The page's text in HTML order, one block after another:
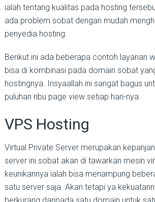
ialah tentang kualitas pada hosting
ada problem sobat dengan mudah
penyedia hosting.
Berikut ini ada beberapa contoh layanan
bisa di kombinasi pada domain sobat
hostingnya. Insyaallah ini sangat bagus
puluhan ribu page view setiap hari-nya.
VPS Hosting
Virtual Private Server merupakan
server ini sobat akan di tawarkan mesin
keunikannya ialah bisa menampung
satu server saja. Akan tetapi ya